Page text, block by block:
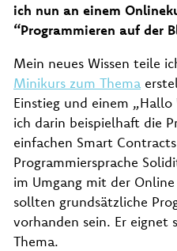
ich nun an einem
“Programmieren auf der
Mein neues Wissen teile
Minikurs zum Thema
Einstieg und einem
ich darin beispielhaft die
einfachen Smart
Programmiersprache
im Umgang mit der Online
sollten grundsätzliche
vorhanden sein. Er eignet
Thema.